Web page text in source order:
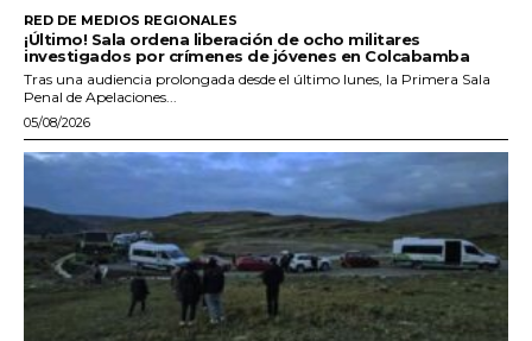
RED DE MEDIOS REGIONALES
¡Último! Sala ordena liberación de ocho militares
investigados por crímenes de jóvenes en Colcabamba
Tras una audiencia prolongada desde el último lunes, la Primera Sala
Penal de Apelaciones...
05/08/2026